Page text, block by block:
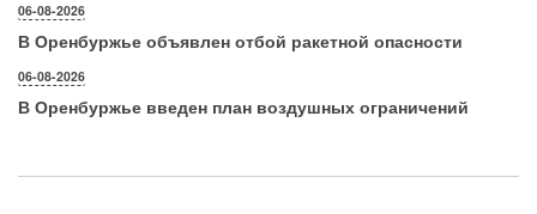
06-08-2026
В Оренбуржье объявлен отбой ракетной опасности
06-08-2026
В Оренбуржье введен план воздушных ограничений